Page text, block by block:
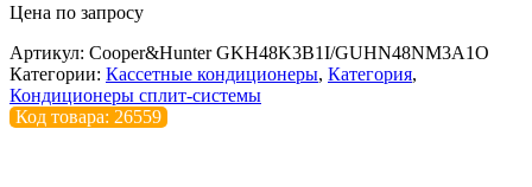
Цена по запросу
Артикул: Cooper&Hunter GKH48K3B1I/GUHN48NM3A1O
Категории: Кассетные кондиционеры, Категория,
Кондиционеры сплит-системы
Код товара: 26559